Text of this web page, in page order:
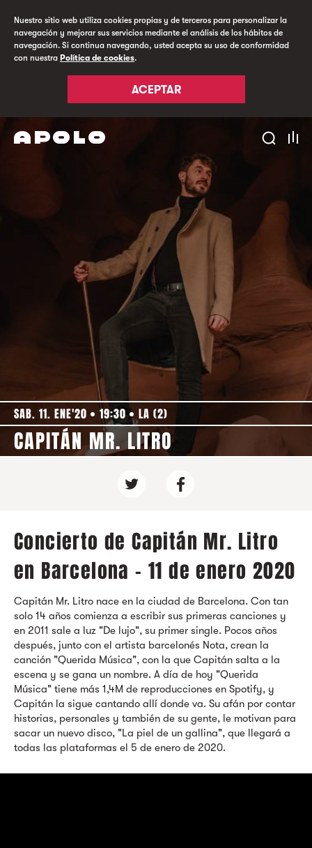
Nuestro sitio web utiliza cookies propias y de terceros para personalizar la
navegación y mejorar sus servicios mediante el análisis de los hábitos de
navegación. Si continua navegando, usted acepta su uso de conformidad
con nuestra Política de cookies.
ACEPTAR
SAB. 11. ENE'20 19:30 LA (2)
CAPITÁN MR. LITRO
Concierto de Capitán Mr. Litro
en Barcelona - 11 de enero 2020
Capitán Mr. Litro nace en la ciudad de Barcelona. Con tan
solo 14 años comienza a escribir sus primeras canciones y
en 2011 sale a luz "De lujo", su primer single. Pocos años
después, junto con el artista barcelonés Nota, crean la
canción "Querida Música", con la que Capitán salta a la
escena y se gana un nombre. A día de hoy "Querida
Música" tiene más 1,4M de reproducciones en Spotify, y
Capitán la sigue cantando allí donde va. Su afán por contar
historias, personales y también de su gente, le motivan para
sacar un nuevo disco, "La piel de un gallina", que llegará a
todas las plataformas el 5 de enero de 2020.